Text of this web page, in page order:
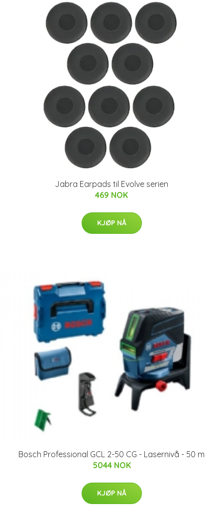
Jabra Earpads til Evolve serien
469 NOK
KJØP NÅ
Bosch Professional GCL 2-50 CG - Lasernivå - 50 m
5044 NOK
KJØP NÅ